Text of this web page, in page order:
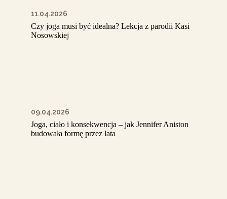
11.04.2026
Czy joga musi być idealna? Lekcja z parodii Kasi
Nosowskiej
09.04.2026
Joga, ciało i konsekwencja – jak Jennifer Aniston
budowała formę przez lata